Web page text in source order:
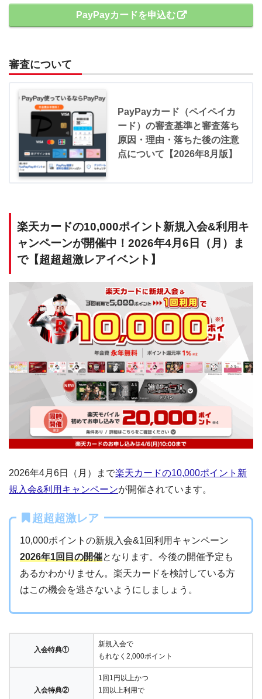
PayPayカードを申込む
審査について
PayPayカード（ペイペイカ
ード）の審査基準と審査落ち
原因・理由・落ちた後の注意
点について【2026年8月版】
楽天カードの10,000ポイント新規入会&利用キ
ャンペーンが開催中！2026年4月6日（月）ま
で【超超超激レアイベント】
2026年4月6日（月）まで楽天カードの10,000ポイント新
規入会&利用キャンペーンが開催されています。
超超超激レア
10,000ポイントの新規入会&1回利用キャンペーン
2026年1回目の開催となります。今後の開催予定も
あるかわかりません。楽天カードを検討している方
はこの機会を逃さないようにしましょう。
入会特典①
新規入会で
もれなく2,000ポイント
入会特典②
1回1円以上かつ
1回以上利用で